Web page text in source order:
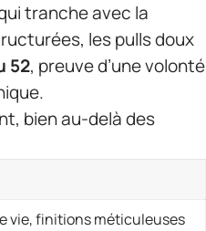
tranche avec la
les pulls doux
52, preuve d’une volonté
bien au-delà des
vie, finitions méticuleuses